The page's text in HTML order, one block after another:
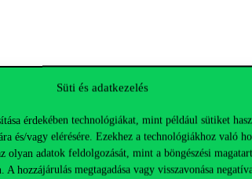
Süti és adatkezelés
érdekében technológiákat, mint például sütiket
és/vagy elérésére. Ezekhez a technológiákhoz való
olyan adatok feldolgozását, mint a böngészési
A hozzájárulás megtagadása vagy visszavonása
követelményeknek, de már a felújítás
teljesítse az Európában és Észak-
így a fém- és műanyaghulladékok mellett